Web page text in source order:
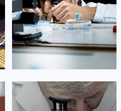
 上海萧邦维修
艾莉森·安吉莉亚
资深萧邦技师